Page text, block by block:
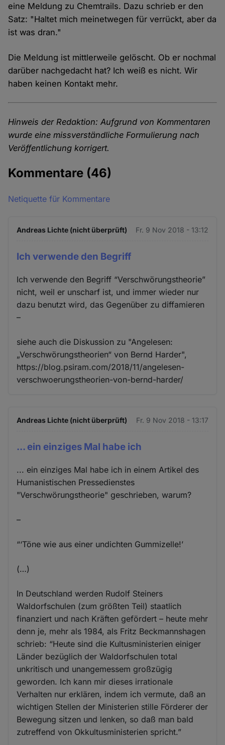
eine Meldung zu Chemtrails. Dazu schrieb er den
Satz: "Haltet mich meinetwegen für verrückt, aber da
ist was dran."
Die Meldung ist mittlerweile gelöscht. Ob er nochmal
darüber nachgedacht hat? Ich weiß es nicht. Wir
haben keinen Kontakt mehr.
Hinweis der Redaktion: Aufgrund von Kommentaren
wurde eine missverständliche Formulierung nach
Veröffentlichung korrigert.
Kommentare (46)
Netiquette für Kommentare
Andreas Lichte (nicht überprüft) Fr. 9 Nov 2018 - 13:12
Ich verwende den Begriff
Ich verwende den Begriff “Verschwörungstheorie”
nicht, weil er unscharf ist, und immer wieder nur
dazu benutzt wird, das Gegenüber zu diffamieren
–
siehe auch die Diskussion zu "Angelesen:
„Verschwörungstheorien“ von Bernd Harder",
https://blog.psiram.com/2018/11/angelesen-
verschwoerungstheorien-von-bernd-harder/
Andreas Lichte (nicht überprüft) Fr. 9 Nov 2018 - 13:17
... ein einziges Mal habe ich
... ein einziges Mal habe ich in einem Artikel des
Humanistischen Pressedienstes
"Verschwörungstheorie" geschrieben, warum?
–
“‘Töne wie aus einer undichten Gummizelle!’
(…)
In Deutschland werden Rudolf Steiners
Waldorfschulen (zum größten Teil) staatlich
finanziert und nach Kräften gefördert – heute mehr
denn je, mehr als 1984, als Fritz Beckmannshagen
schrieb: “Heute sind die Kultusministerien einiger
Länder bezüglich der Waldorfschulen total
unkritisch und unangemessem großzügig
geworden. Ich kann mir dieses irrationale
Verhalten nur erklären, indem ich vermute, daß an
wichtigen Stellen der Ministerien stille Förderer der
Bewegung sitzen und lenken, so daß man bald
zutreffend von Okkultusministerien spricht.”